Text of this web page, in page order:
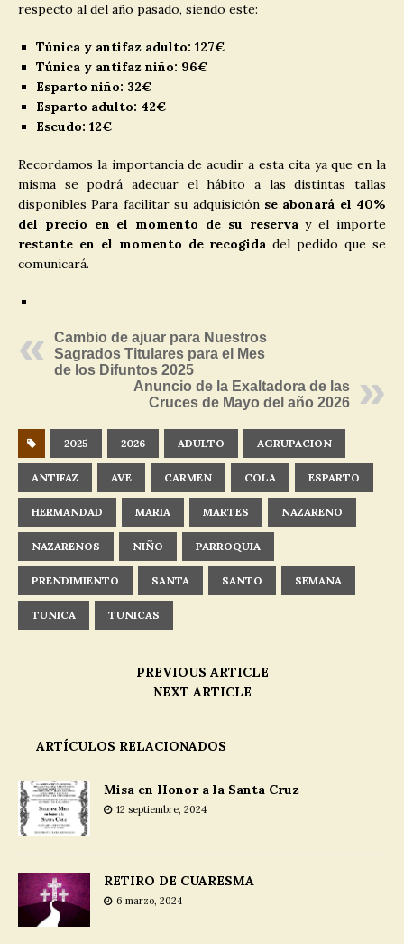
respecto al del año pasado, siendo este:
Túnica y antifaz adulto: 127€
Túnica y antifaz niño: 96€
Esparto niño: 32€
Esparto adulto: 42€
Escudo: 12€
Recordamos la importancia de acudir a esta cita ya que en la
misma se podrá adecuar el hábito a las distintas tallas
disponibles Para facilitar su adquisición se abonará el 40%
del precio en el momento de su reservay el importe
restante en el momento de recogida del pedido que se
comunicará.
Cambio de ajuar para Nuestros
Sagrados Titulares para el Mes
de los Difuntos 2025
Anuncio de la Exaltadora de las
Cruces de Mayo del año 2026
2025 2026 ADULTO AGRUPACION
ANTIFAZ AVE CARMEN COLA ESPARTO
HERMANDAD MARIA MARTES NAZARENO
NAZARENOS NIÑO PARROQUIA
PRENDIMIENTO SANTA SANTO SEMANA
TUNICA TUNICAS
PREVIOUS ARTICLE
NEXT ARTICLE
ARTÍCULOS RELACIONADOS
Misa en Honor a la Santa Cruz
12 septiembre, 2024
RETIRO DE CUARESMA
6 marzo, 2024